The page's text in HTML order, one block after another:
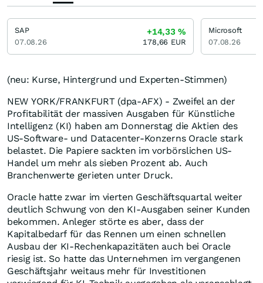
(neu: Kurse, Hintergrund und Experten-Stimmen)
NEW YORK/FRANKFURT (dpa-AFX) - Zweifel an der
Profitabilität der massiven Ausgaben für Künstliche
Intelligenz (KI) haben am Donnerstag die Aktien des
US-Software- und Datacenter-Konzerns Oracle stark
belastet. Die Papiere sackten im vorbörslichen US-
Handel um mehr als sieben Prozent ab. Auch
Branchenwerte gerieten unter Druck.
Oracle hatte zwar im vierten Geschäftsquartal weiter
deutlich Schwung von den KI-Ausgaben seiner Kunden
bekommen. Anleger störte es aber, dass der
Kapitalbedarf für das Rennen um einen schnellen
Ausbau der KI-Rechenkapazitäten auch bei Oracle
riesig ist. So hatte das Unternehmen im vergangenen
Geschäftsjahr weitaus mehr für Investitionen
SAP
07.08.26
+14,33%
178,66 EUR
Microsoft
07.08.26